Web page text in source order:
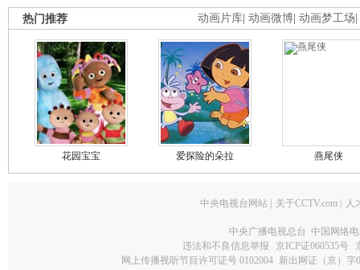
动画片库 动画微博 动画梦工场
热门推荐
花园宝宝 爱探险的朵拉 燕尾侠
中央电视台网站 关于CCTV.com 人
中央广播电视总台 中国网络
违法和不良信息举报
京ICP证060535号
网上传播视听节目许可证号 0102004 新出网证（京）